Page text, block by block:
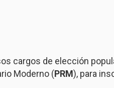
cargos de elección
Moderno (PRM), para